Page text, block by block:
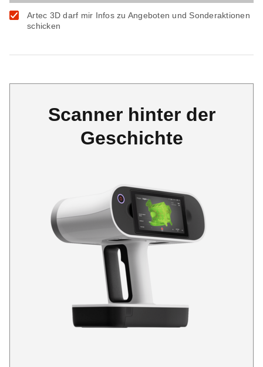
Artec 3D darf mir Infos zu Angeboten und Sonderaktionen
schicken
Scanner hinter der
Geschichte